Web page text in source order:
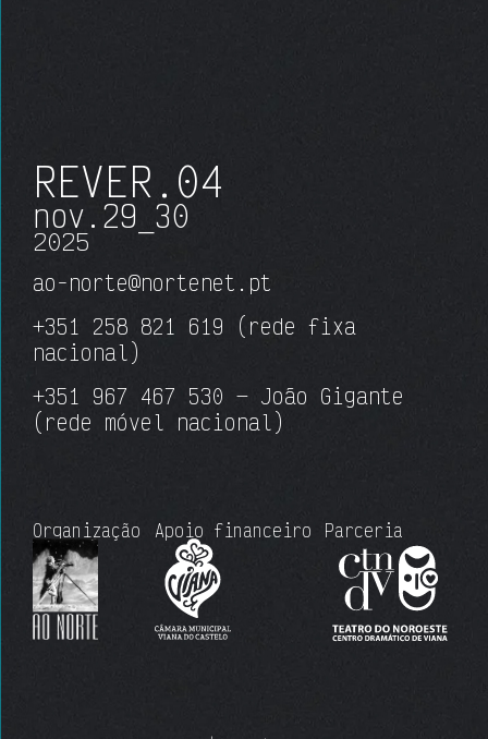
REVER .04
nov. 29_30
2025
ao-norte@nortenet.pt
+351 258 821 619
(rede fixa
nacional)
+351 967 467 530 — João Gigante
(rede móvel nacional)
Organização Apoio financeiro Parceria